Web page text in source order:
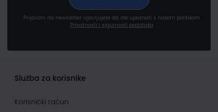
Prijavom na newsletter izjavljujete da ste upoznati s našom politikom
Privatnosti i sigurnosti podataka
Služba za korisnike
Korisnički račun